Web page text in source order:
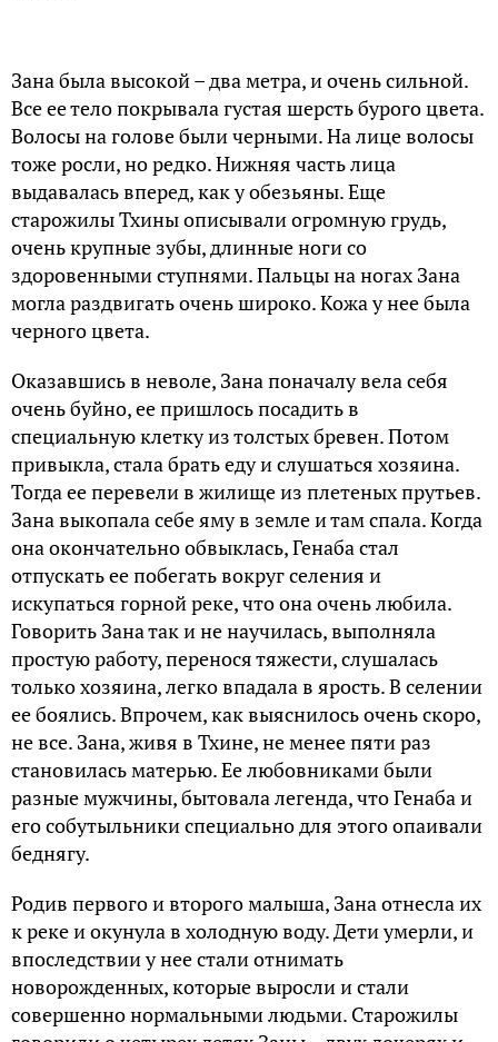
Зана была высокой – два метра, и очень сильной.
Все ее тело покрывала густая шерсть бурого цвета.
Волосы на голове были черными. На лице волосы
тоже росли, но редко. Нижняя часть лица
выдавалась вперед, как у обезьяны. Еще
старожилы Тхины описывали огромную грудь,
очень крупные зубы, длинные ноги со
здоровенными ступнями. Пальцы на ногах Зана
могла раздвигать очень широко. Кожа у нее была
черного цвета.
Оказавшись в неволе, Зана поначалу вела себя
очень буйно, ее пришлось посадить в
специальную клетку из толстых бревен. Потом
привыкла, стала брать еду и слушаться хозяина.
Тогда ее перевели в жилище из плетеных прутьев.
Зана выкопала себе яму в земле и там спала. Когда
она окончательно обвыклась, Генаба стал
отпускать ее побегать вокруг селения и
искупаться горной реке, что она очень любила.
Говорить Зана так и не научилась, выполняла
простую работу, перенося тяжести, слушалась
только хозяина, легко впадала в ярость. В селении
ее боялись. Впрочем, как выяснилось очень скоро,
не все. Зана, живя в Тхине, не менее пяти раз
становилась матерью. Ее любовниками были
разные мужчины, бытовала легенда, что Генаба и
его собутыльники специально для этого опаивали
беднягу.
Родив первого и второго малыша, Зана отнесла их
к реке и окунула в холодную воду. Дети умерли, и
впоследствии у нее стали отнимать
новорожденных, которые выросли и стали
совершенно нормальными людьми. Старожилы